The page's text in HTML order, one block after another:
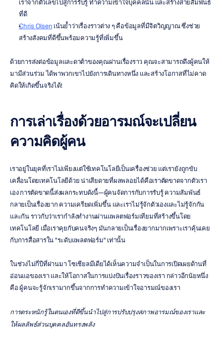
เราจากตัวเลขไปสู่การรับรู้ ทำความเข้าใจบุคคลนั้น และสร้างสายสัมพันธ์
ที่ดี
Chris Olsen เน้นย้ำว่าเรื่องราวต่าง ๆ คือข้อมูลที่มีจิตวิญญาณ ซึ่งช่วย
สร้างสังคมที่ดีขึ้นพร้อมความรู้ที่เพิ่มขึ้น
ด้วยการส่งต่อข้อมูลและดาต้าของคุณผ่านเรื่องราว คุณจะสามารถดึงผู้คนให้
มามีส่วนร่วม ได้พาพวกเขาไปยังการเดินทางหนึ่ง และสร้างโอกาสที่ไม่คาด
คิดให้เกิดขึ้นจริงได้!
การเล่าเรื่องด้วยอารมณ์จะเปลี่ยน
ความคิดผู้คน
เราอยู่ในยุคที่เราไม่เพียงแต่ใช้เทคโนโลยีเป็นเครื่องช่วย แต่เรายังถูกขับ
เคลื่อนโดยเทคโนโลยีด้วย น่าเสียดายที่ผลพลอยได้คือเราตัดขาดจากตัวเรา
เอง การตัดขาดนี้ส่งผลกระทบดังนี้—ผู้คนจัดการกับการรับรู้ ความสัมพันธ์
กลายเป็นเรื่องยาก ความเครียดเพิ่มขึ้น และเราไม่รู้จักตัวเองและไม่รู้จักกัน
และกัน ราวกับว่าเรากำลังทำงานผ่านแพลตฟอร์มเทียมที่สร้างขึ้นโดย
เทคโนโลยี เมื่อเราคุยกับคนจริงๆ มันกลายเป็นเรื่องยากมากเพราะเราคุ้นเคย
กับการสื่อสารใน "ระดับแพลตฟอร์ม" เท่านั้น
ในช่วงไม่กี่ปีที่ผ่านมา โซเชียลมีเดียได้เห็นความจำเป็นในการเปิดเผยด้านที่
อ่อนแอของเรา และให้โอกาสในการแบ่งปันเรื่องราวของเรา กล่าวอีกนัยหนึ่ง
คือ ผู้คนจะรู้จักเรามากขึ้นจากการทำความเข้าใจอารมณ์ของเรา
การตระหนักรู้ในตนเองที่ดีขึ้นนำไปสู่การปรับปรุงสภาพอารมณ์ของเราและ
ให้ผลลัพธ์ส่วนบุคคลอันทรงพลัง